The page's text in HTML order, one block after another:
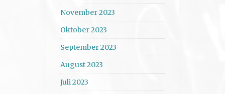
November 2023
Oktober 2023
September 2023
August 2023
Juli 2023